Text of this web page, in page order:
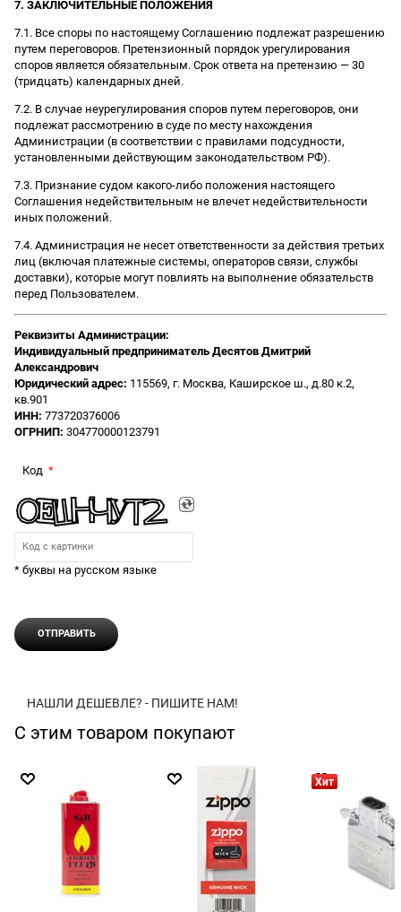
7. ЗАКЛЮЧИТЕЛЬНЫЕ ПОЛОЖЕНИЯ
7.1. Все споры по настоящему Соглашению подлежат разрешению
путем переговоров. Претензионный порядок урегулирования
споров является обязательным. Срок ответа на претензию — 30
(тридцать) календарных дней.
7.2. В случае неурегулирования споров путем переговоров, они
подлежат рассмотрению в суде по месту нахождения
Администрации (в соответствии с правилами подсудности,
установленными действующим законодательством РФ).
7.3. Признание судом какого-либо положения настоящего
Соглашения недействительным не влечет недействительности
иных положений.
7.4. Администрация не несет ответственности за действия третьих
лиц (включая платежные системы, операторов связи, службы
доставки), которые могут повлиять на выполнение обязательств
перед Пользователем.
Реквизиты Администрации:
Индивидуальный предприниматель Десятов Дмитрий
Александрович
Юридический адрес: 115569, г. Москва, Каширское ш., д.80 к.2,
кв.901
ИНН: 773720376006
ОГРНИП: 304770000123791
Код
* буквы на русском языке
НАШЛИ ДЕШЕВЛЕ? - ПИШИТЕ НАМ!
С этим товаром покупают
Хит